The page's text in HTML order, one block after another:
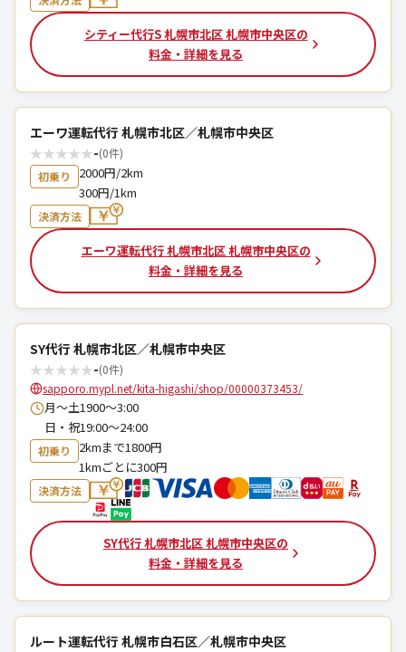
シティー代行S 札幌市北区 札幌市中央区の
料金・詳細を見る
エーワ運転代行 札幌市北区／札幌市中央区
★★★★★-(0件)
初乗り
2000円/2km
300円/1km
決済方法
エーワ運転代行 札幌市北区 札幌市中央区の
料金・詳細を見る
SY代行 札幌市北区／札幌市中央区
★★★★★-(0件)
sapporo.mypl.net/kita-higashi/shop/00000373453/
月〜土1900〜3:00
日・祝19:00〜24:00
初乗り
2kmまで1800円
1kmごとに300円
決済方法
SY代行 札幌市北区 札幌市中央区の
料金・詳細を見る
ルート運転代行 札幌市白石区／札幌市中央区